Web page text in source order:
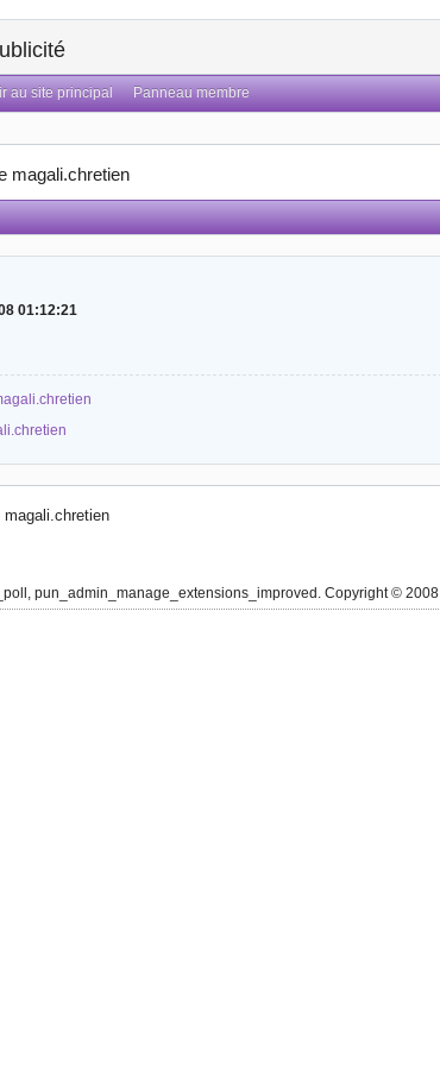
au site principal Panneau membre
magali.chretien
01:12:21
magali.chretien
pun_admin_manage_extensions_improved. Copyright © 2008